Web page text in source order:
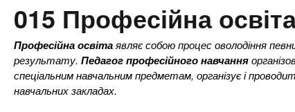
u
r
Н
а
в
ч
а
т
т
015 Професійна
Професійна освітаявляє собою процес оволодіння
результату. Педагог професійного навчання
спеціальним навчальним предметам, організує і
навчальних закладах.